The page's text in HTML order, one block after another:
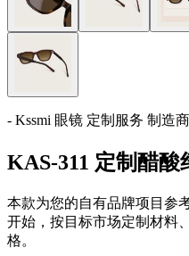
- Kssmi 眼镜 定制服务 制造
KAS-311 定制醋酸
本款为您的自有品牌项目参
开始，按目标市场定制材料
格。